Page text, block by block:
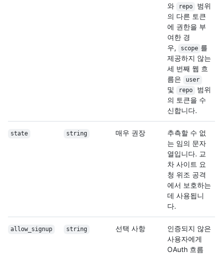
와 repo
범위
의 다른 토큰
에 권한을 부
여한 경
우,
scope 를
제공하지 않는
세 번째 웹 흐
름은
user
및 repo
범위
의 토큰을 수
신합니다.
state string 매우 권장
추측할 수 없
는 임의 문자
열입니다. 교
차 사이트 요
청 위조 공격
에서 보호하는
데 사용됩니
다.
allow_signup string 선택 사항
인증되지 않은
사용자에게
OAuth 흐름